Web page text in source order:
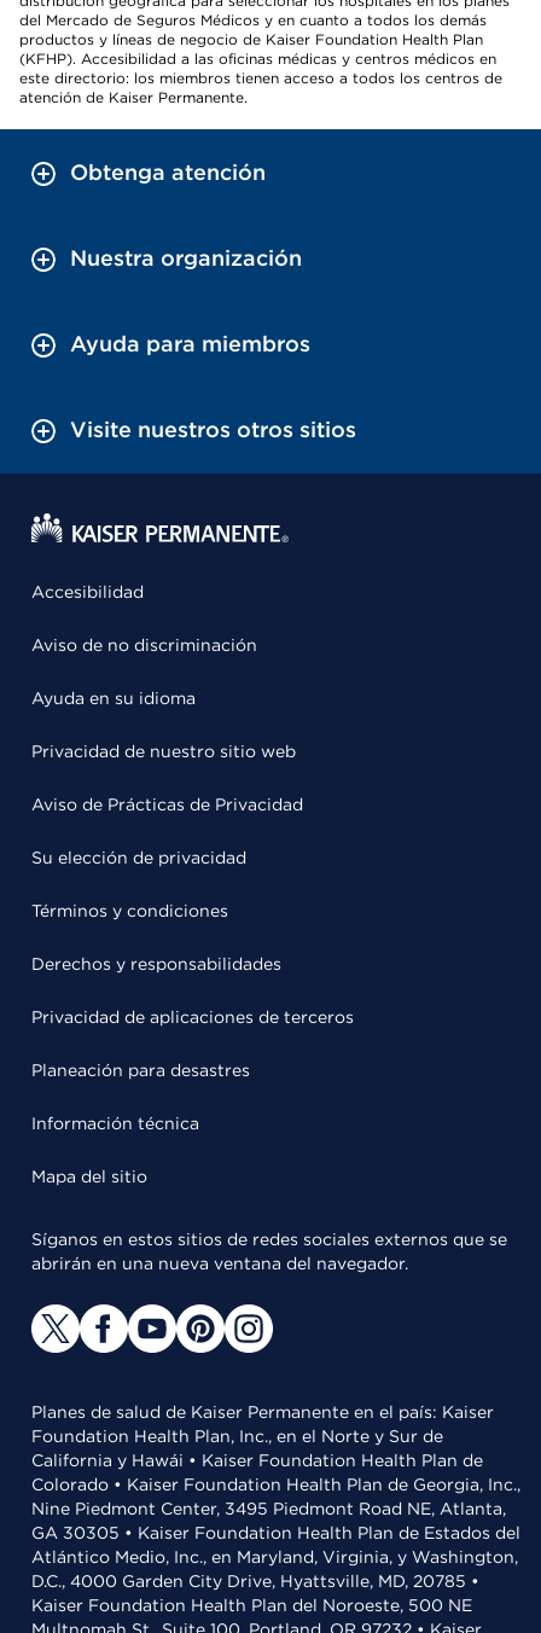
del Mercado de Seguros Médicos y en cuanto a todos los demás
productos y líneas de negocio de Kaiser Foundation Health Plan
(KFHP). Accesibilidad a las oficinas médicas y centros médicos en
este directorio: los miembros tienen acceso a todos los centros de
atención de Kaiser Permanente.
Obtenga atención
Nuestra organización
Ayuda para miembros
Visite nuestros otros sitios
Accesibilidad
Aviso de no discriminación
Ayuda en su idioma
Privacidad de nuestro sitio web
Aviso de Prácticas de Privacidad
Su elección de privacidad
Términos y condiciones
Derechos y responsabilidades
Privacidad de aplicaciones de terceros
Planeación para desastres
Información técnica
Mapa del sitio
Síganos en estos sitios de redes sociales externos que se
abrirán en una nueva ventana del navegador.
Planes de salud de Kaiser Permanente en el país: Kaiser
Foundation Health Plan, Inc., en el Norte y Sur de
California y Hawái • Kaiser Foundation Health Plan de
Colorado • Kaiser Foundation Health Plan de Georgia, Inc.,
Nine Piedmont Center, 3495 Piedmont Road NE, Atlanta,
GA 30305 • Kaiser Foundation Health Plan de Estados del
Atlántico Medio, Inc., en Maryland, Virginia, y Washington,
D.C., 4000 Garden City Drive, Hyattsville, MD, 20785 •
Kaiser Foundation Health Plan del Noroeste, 500 NE